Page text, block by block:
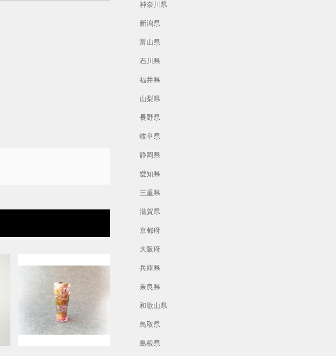
神奈川県
新潟県
富山県
石川県
福井県
山梨県
長野県
岐阜県
静岡県
愛知県
三重県
滋賀県
京都府
大阪府
兵庫県
奈良県
和歌山県
鳥取県
島根県